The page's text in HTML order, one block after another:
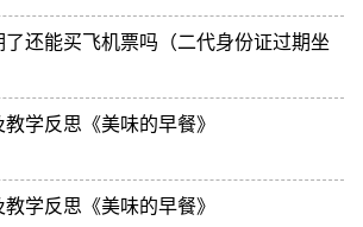
了还能买飞机票吗（二代身份证过期坐
学反思《美味的早餐》
学反思《美味的早餐》